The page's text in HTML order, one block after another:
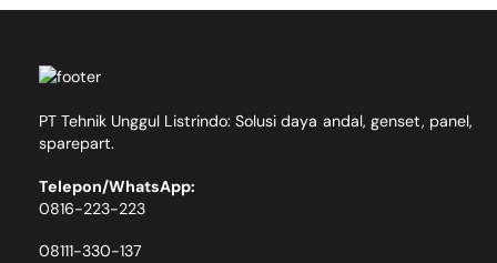
Skip
Back
PT Tehnik Unggul Listrindo: Solusi daya andal, genset, panel,
sparepart.
Telepon/WhatsApp:
0816-223-223
08111-330-137